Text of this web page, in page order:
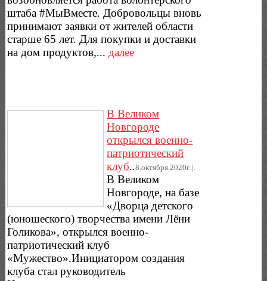
штаба #МыВместе. Добровольцы вновь
принимают заявки от жителей области
старше 65 лет. Для покупки и доставки
на дом продуктов,... далее
В Великом
Новгороде
открылся военно-
патриотический
клуб..8.октября.2020г..|.
В Великом
Новгороде, на базе
«Дворца детского
(юношеского) творчества имени Лёни
Голикова», открылся военно-
патриотический клуб
«Мужество».Инициатором создания
клуба стал руководитель